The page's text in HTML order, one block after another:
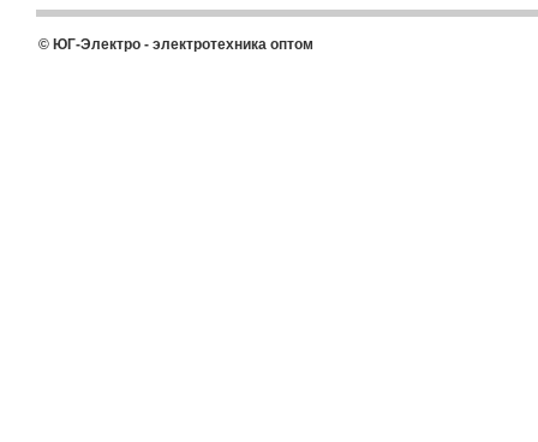
© ЮГ-Электро - электротехника оптом